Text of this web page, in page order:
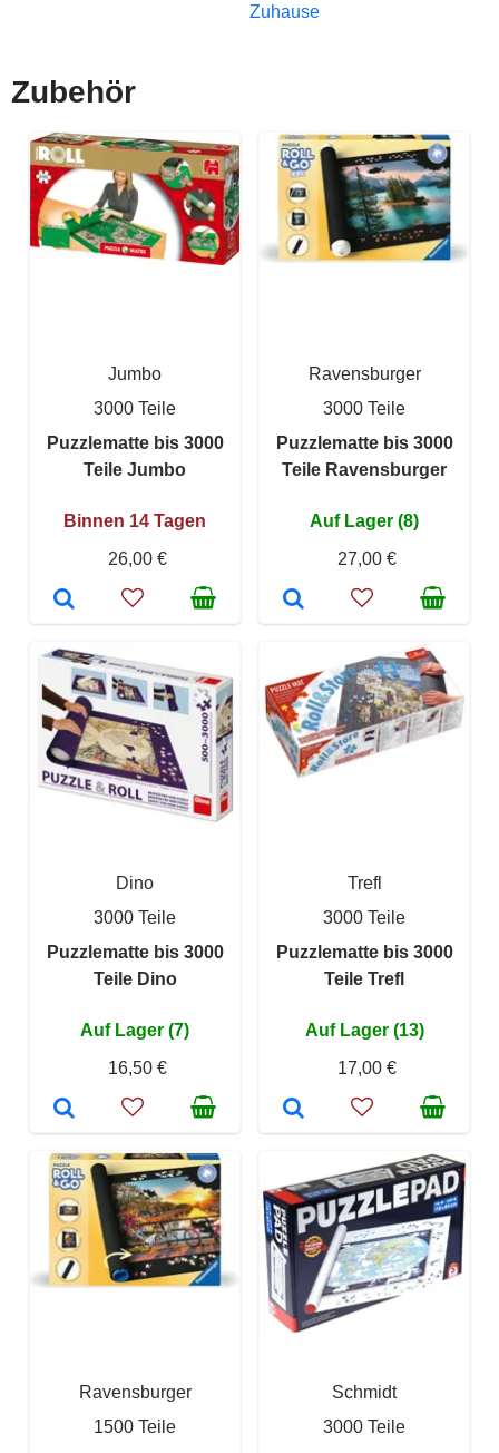
Zuhause
Zubehör
Jumbo
3000 Teile
Puzzlematte bis 3000
Teile Jumbo
Binnen 14 Tagen
26,00 €
Ravensburger
3000 Teile
Puzzlematte bis 3000
Teile Ravensburger
Auf Lager (8)
27,00 €
Dino
3000 Teile
Puzzlematte bis 3000
Teile Dino
Auf Lager (7)
16,50 €
Trefl
3000 Teile
Puzzlematte bis 3000
Teile Trefl
Auf Lager (13)
17,00 €
Ravensburger
1500 Teile
Schmidt
3000 Teile